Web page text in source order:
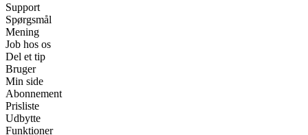
Support
Spørgsmål
Mening
Job hos os
Del et tip
Bruger
Min side
Abonnement
Prisliste
Udbytte
Funktioner